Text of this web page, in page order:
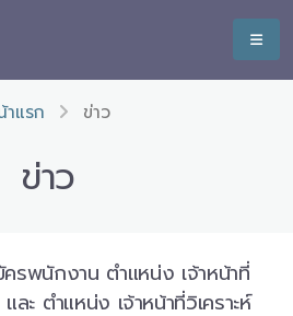
าแรก ข่าว
ข่าว
ครพนักงาน ตำแหน่ง เจ้าหน้าที่
ตำแหน่ง เจ้าหน้าที่วิเคราะห์